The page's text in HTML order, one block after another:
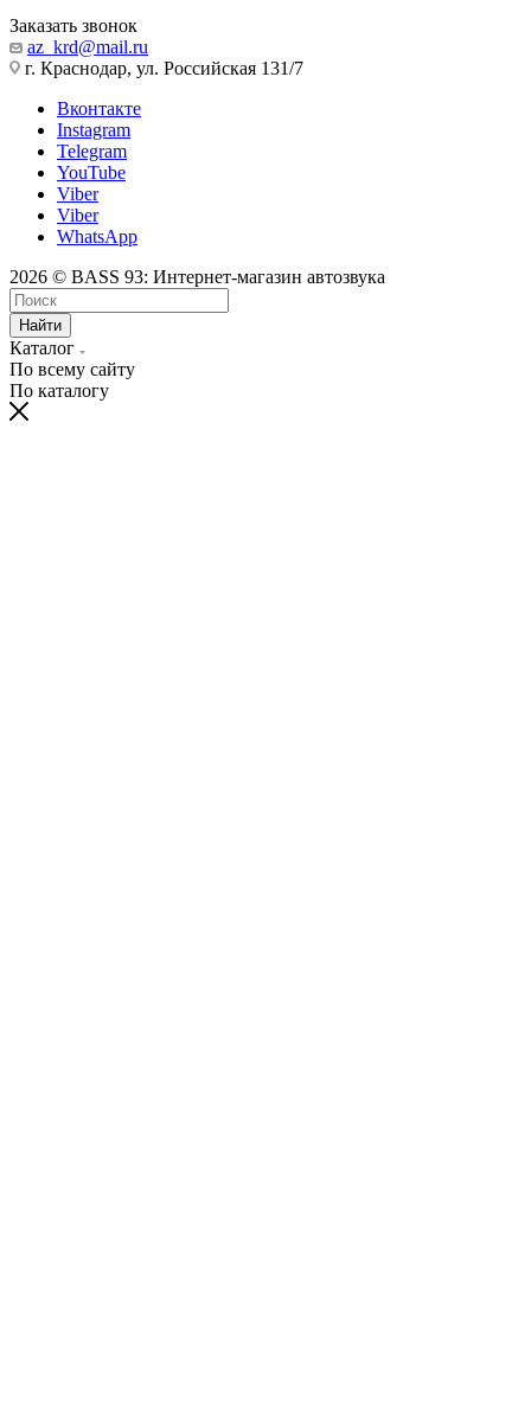
Заказать звонок
az_krd@mail.ru
г. Краснодар, ул. Российская 131/7
Вконтакте
Instagram
Telegram
YouTube
Viber
Viber
WhatsApp
2026 © BASS 93: Интернет-магазин автозвука
Найти
Каталог
По всему сайту
По каталогу